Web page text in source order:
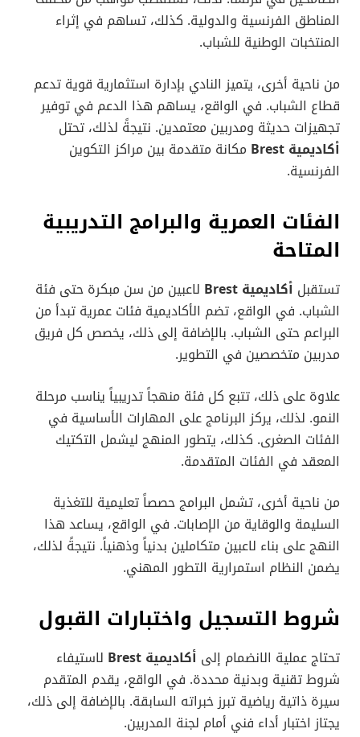
المناطق الفرنسية والدولية. كذلك، تساهم في إثراء
المنتخبات الوطنية للشباب.
من ناحية أخرى، يتميز النادي بإدارة استثمارية قوية تدعم
قطاع الشباب. في الواقع، يساهم هذا الدعم في توفير
تجهيزات حديثة ومدربين معتمدين. نتيجةً لذلك، تحتل
أكاديمية Brest
مكانة متقدمة بين مراكز التكوين
الفرنسية.
الفئات العمرية والبرامج التدريبية
المتاحة
تستقبل أكاديمية Brest
لاعبين من سن مبكرة حتى فئة
الشباب. في الواقع، تضم الأكاديمية فئات عمرية تبدأ من
البراعم حتى الشباب. بالإضافة إلى ذلك، يخصص كل فريق
مدربين متخصصين في التطوير.
علاوة على ذلك، تتبع كل فئة منهجاً تدريبياً يناسب مرحلة
النمو. لذلك، يركز البرنامج على المهارات الأساسية في
الفئات الصغرى. كذلك، يتطور المنهج ليشمل التكتيك
المعقد في الفئات المتقدمة.
من ناحية أخرى، تشمل البرامج حصصاً تعليمية للتغذية
السليمة والوقاية من الإصابات. في الواقع، يساعد هذا
النهج على بناء لاعبين متكاملين بدنياً وذهنياً. نتيجةً لذلك،
يضمن النظام استمرارية التطور المهني.
شروط التسجيل واختبارات القبول
تحتاج عملية الانضمام إلى أكاديمية Brest
لاستيفاء
شروط تقنية وبدنية محددة. في الواقع، يقدم المتقدم
سيرة ذاتية رياضية تبرز خبراته السابقة. بالإضافة إلى ذلك،
يجتاز اختبار أداء فني أمام لجنة المدربين.